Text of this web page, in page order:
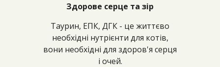
Здорове серце та зір
Таурин, ЕПК, ДГК - це життєво
необхідні нутрієнти для котів,
вони необхідні для здоров'я серця
і очей.